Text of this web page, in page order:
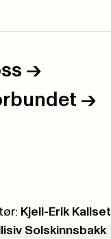
->
->
Kjell-Erik Kallset
Solskinnsbakk